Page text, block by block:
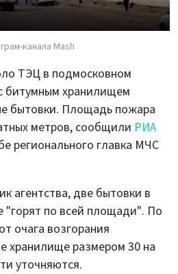
канала Mash
ТЭЦ в подмосковном
битумным хранилищем
бытовки. Площадь пожара
метров, сообщили РИА
регионального главка МЧС
агентства, две бытовки в
"горят по всей площади". По
очага возгорания
хранилище размером 30 на
уточняются.